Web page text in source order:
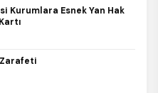
Kurumlara Esnek Yan Hak
Zarafeti